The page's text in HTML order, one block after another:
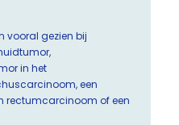
vooral gezien bij
in het
een
rectumcarcinoom of een